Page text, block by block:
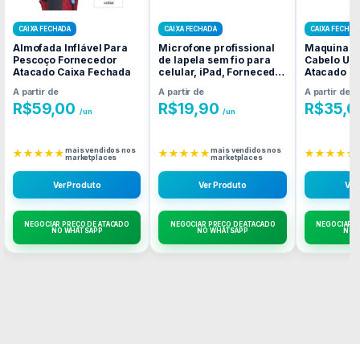
CAIXA FECHADA
Almofada Inflável Para
Pescoço Fornecedor
Atacado Caixa Fechada
A partir de
R$59,00 /un
★★★★★mais vendidos nos
marketplaces
Ver Produto
NEGOCIAR PREÇO DE ATACADO
NO WHATSAPP
CAIXA FECHADA
Microfone profissional
de lapela sem fio para
celular, iPad, Fornecedor
A partir de
R$19,90 /un
★★★★★mais vendidos nos
marketplaces
Ver Produto
NEGOCIAR PREÇO DE ATACADO
NO WHATSAPP
CAIXA
Maquina
Cabelo
Atacado
A partir de
R$
★★★★★
NEGOCIAR
NO